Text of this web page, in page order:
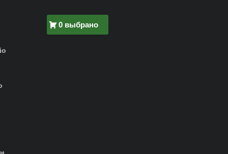
0 выбрано